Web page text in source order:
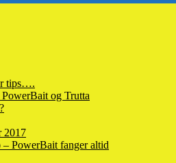
tips….
og Trutta
2017
PowerBait fanger altid